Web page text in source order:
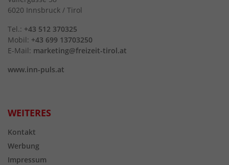
6020 Innsbruck / Tirol
Tel.: +43 512 370325
Mobil: +43 699 13703250
E-Mail: marketing@freizeit-tirol.at
www.inn-puls.at
WEITERES
Kontakt
Werbung
Impressum